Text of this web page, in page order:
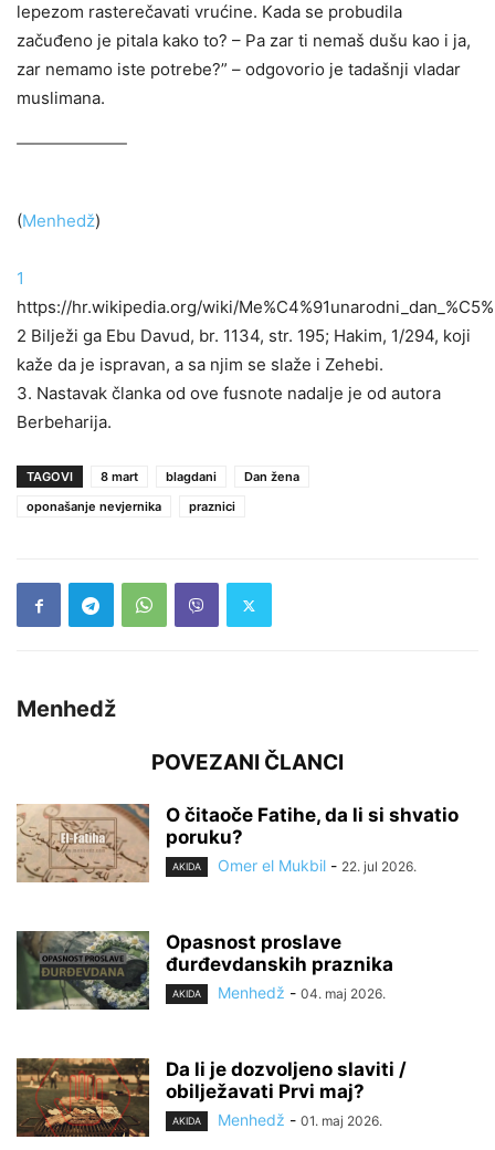
lepezom rasterečavati vrućine. Kada se probudila
začuđeno je pitala kako to? – Pa zar ti nemaš dušu kao i ja,
zar nemamo iste potrebe?” – odgovorio je tadašnji vladar
muslimana.
(Menhedž)
1
https://hr.wikipedia.org/wiki/
2 Bilježi ga Ebu Davud, br. 1134, str. 195; Hakim, 1/294, koji
kaže da je ispravan, a sa njim se slaže i Zehebi.
3. Nastavak članka od ove fusnote nadalje je od autora
Berbeharija.
TAGOVI 8 mart blagdani
Dan žena
oponašanje nevjernika
praznici
Menhedž
POVEZANI ČLANCI
O čitaoče Fatihe, da li si shvatio
poruku?
AKIDA Omer el Mukbil - 22. jul 2026.
Opasnost proslave
đurđevdanskih praznika
AKIDA Menhedž - 04. maj 2026.
Da li je dozvoljeno slaviti /
obilježavati Prvi maj?
AKIDA Menhedž - 01. maj 2026.